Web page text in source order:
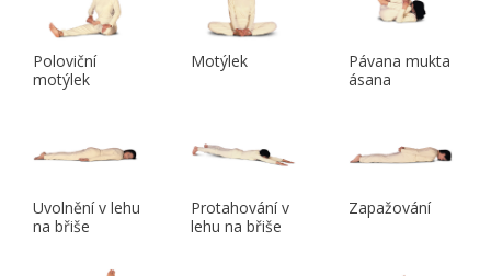
Poloviční
motýlek
Motýlek
Pávana mukta
ásana
Uvolnění v lehu
na břiše
Protahování v
lehu na břiše
Zapažování